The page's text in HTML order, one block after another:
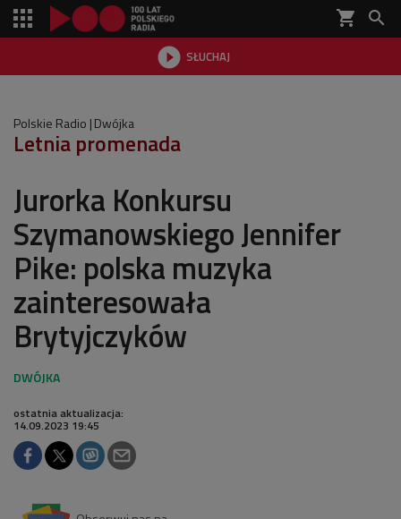
shopping_cart 
 SŁUCHAJ

Polskie Radio Dwójka
Letnia promenada
Jurorka Konkursu
Szymanowskiego Jennifer
Pike: polska muzyka
zainteresowała
Brytyjczyków
ostatnia aktualizacja:
14.09.2023 19:45